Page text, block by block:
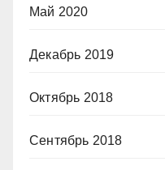
Май 2020
Декабрь 2019
Октябрь 2018
Сентябрь 2018